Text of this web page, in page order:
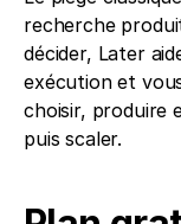
recherche
décider, Later
exécution et
choisir, produire
puis scaler.